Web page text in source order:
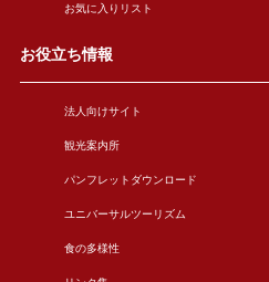
お気に入りリスト
お役立ち情報
法人向けサイト
観光案内所
パンフレットダウンロード
ユニバーサルツーリズム
食の多様性